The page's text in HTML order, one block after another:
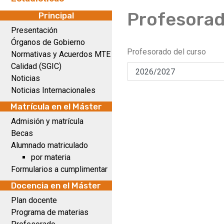
Principal
Presentación
Órganos de Gobierno
Normativas y Acuerdos MTE
Calidad (SGIC)
Noticias
Noticias Internacionales
Matrícula en el Máster
Admisión y matrícula
Becas
Alumnado matriculado
por materia
Formularios a cumplimentar
Docencia en el Máster
Plan docente
Programa de materias
Profesorado del curso